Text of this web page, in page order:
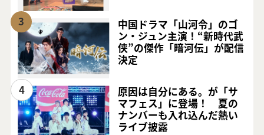
3
中国ドラマ「山河令」のゴ
ン・ジュン主演！“新時代武
侠”の傑作「暗河伝」が配信
決定
4
原因は自分にある。が「サ
マフェス」に登場！ 夏の
ナンバーも入れ込んだ熱い
ライブ披露